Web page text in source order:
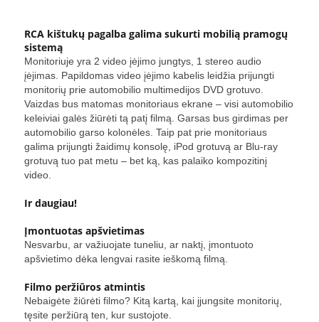
RCA kištukų pagalba galima sukurti mobilią pramogų
sistemą
Monitoriuje yra 2 video įėjimo jungtys, 1 stereo audio
įėjimas. Papildomas video įėjimo kabelis leidžia prijungti
monitorių prie automobilio multimedijos DVD grotuvo.
Vaizdas bus matomas monitoriaus ekrane – visi automobilio
keleiviai galės žiūrėti tą patį filmą. Garsas bus girdimas per
automobilio garso kolonėles. Taip pat prie monitoriaus
galima prijungti žaidimų konsolę, iPod grotuvą ar Blu-ray
grotuvą tuo pat metu – bet ką, kas palaiko kompozitinį
video.
Ir daugiau!
Įmontuotas apšvietimas
Nesvarbu, ar važiuojate tuneliu, ar naktį, įmontuoto
apšvietimo dėka lengvai rasite ieškomą filmą.
Filmo peržiūros atmintis
Nebaigėte žiūrėti filmo? Kitą kartą, kai įjungsite monitorių,
tęsite peržiūrą ten, kur sustojote.